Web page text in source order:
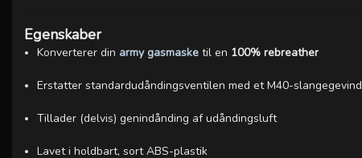
Egenskaber
Konverterer din army gasmaske til en 100% rebreather
Erstatter standardudåndingsventilen med et M40-slangegevind
Tillader (delvis) genindånding af udåndingsluft
Lavet i holdbart, sort ABS-plastik